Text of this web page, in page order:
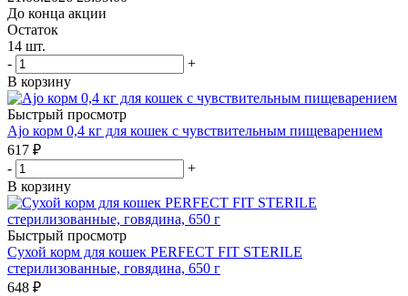
До конца акции
Остаток
14 шт.
-
+
В корзину
Быстрый просмотр
Ajo корм 0,4 кг для кошек с чувствительным пищеварением
617 ₽
-
+
В корзину
Быстрый просмотр
Сухой корм для кошек PERFECT FIT STERILE
стерилизованные, говядина, 650 г
648 ₽